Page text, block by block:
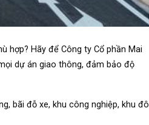
hợp? Hãy để Công ty Cổ phần Mai
dự án giao thông, đảm bảo độ
bãi đỗ xe, khu công nghiệp, khu đô